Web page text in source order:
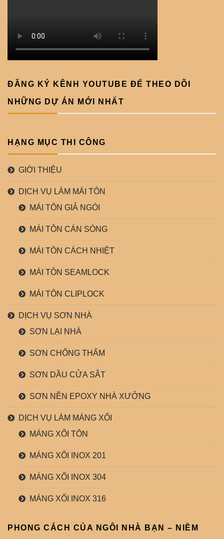
ĐĂNG KÝ KÊNH YOUTUBE ĐỂ THEO DÕI
NHỮNG DỰ ÁN MỚI NHẤT
HẠNG MỤC THI CÔNG
GIỚI THIỆU
DỊCH VỤ LÀM MÁI TÔN
MÁI TÔN GIẢ NGÓI
MÁI TÔN CÁN SÓNG
MÁI TÔN CÁCH NHIỆT
MÁI TÔN SEAMLOCK
MÁI TÔN CLIPLOCK
DỊCH VỤ SƠN NHÀ
SƠN LẠI NHÀ
SƠN CHỐNG THẤM
SƠN DẦU CỬA SẮT
SƠN NỀN EPOXY NHÀ XƯỞNG
DỊCH VỤ LÀM MÁNG XỐI
MÁNG XỐI TÔN
MÁNG XỐI INOX 201
MÁNG XỐI INOX 304
MÁNG XỐI INOX 316
PHONG CÁCH CỦA NGÔI NHÀ BẠN – NIỀM